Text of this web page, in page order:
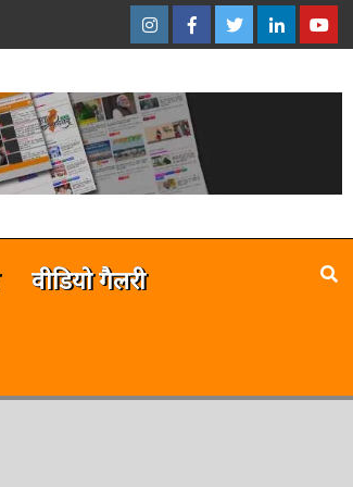
इंस्टाग्राम
ऑनलाईन
भारत
न्यूज़
फेसबुक
ऑनलाईन
भारत
न्यूज़
ट्विटर
ऑनलाईन
ऑनलाईन
न्यूज़
यू-
–
वीडियो गैलरी